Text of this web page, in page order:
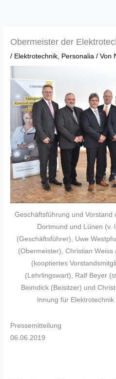
Obermeister der
/ Elektrotechnik, Personalia / Von
Geschäftsführung und
Dortmund und Lünen (v.
(Geschäftsführer), Uwe
(Obermeister), Christian
(kooptiertes
(Lehrlingswart), Ralf Beyer
Beimdick (Beisitzer) und
Innung für
Pressemitteilung
06.06.2019